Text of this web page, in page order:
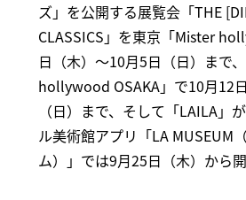
ズ」を公開する展覧会「THE
CLASSICS」を東京「Mister
日（木）～10月5日（日）まで
hollywood OSAKA」で10月12
（日）まで、そして「LAILA」
ル美術館アプリ「LA MUSEUM
ム）」では9月25日（木）から開